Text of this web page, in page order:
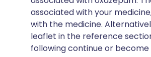
associated with your
with the medicine.
leaflet in the reference
following continue or